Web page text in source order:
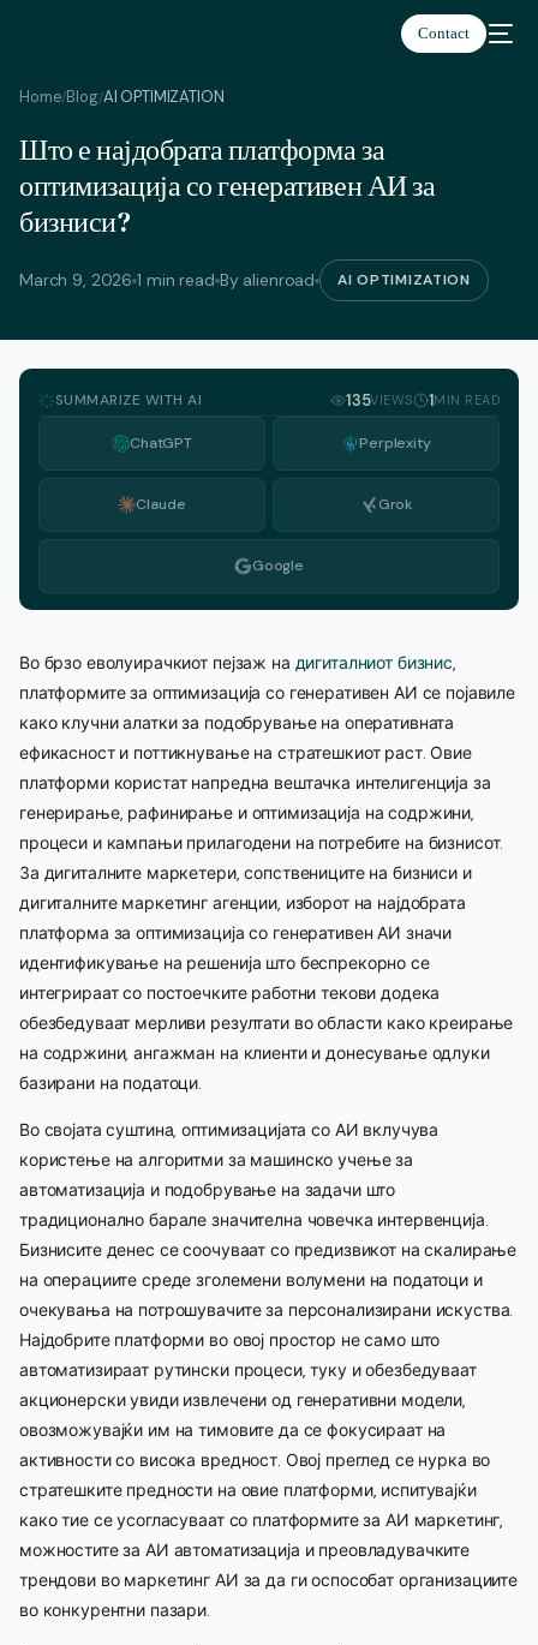
Contact
Home/Blog/AI OPTIMIZATION
Што е најдобрата платформа за
оптимизација со генеративен АИ за
бизниси?
March 9, 2026 1 min read By alienroad AI OPTIMIZATION
SUMMARIZE WITH AI 135VIEWS 1MIN READ
ChatGPT Perplexity
Claude Grok
Google
Во брзо еволуирачкиот пејзаж на дигиталниот бизнис,
платформите за оптимизација со генеративен АИ се појавиле
како клучни алатки за подобрување на оперативната
ефикасност и поттикнување на стратешкиот раст. Овие
платформи користат напредна вештачка интелигенција за
генерирање, рафинирање и оптимизација на содржини,
процеси и кампањи прилагодени на потребите на бизнисот.
За дигиталните маркетери, сопствениците на бизниси и
дигиталните маркетинг агенции, изборот на најдобрата
платформа за оптимизација со генеративен АИ значи
идентификување на решенија што беспрекорно се
интегрираат со постоечките работни текови додека
обезбедуваат мерливи резултати во области како креирање
на содржини, ангажман на клиенти и донесување одлуки
базирани на податоци.
Во својата суштина, оптимизацијата со АИ вклучува
користење на алгоритми за машинско учење за
автоматизација и подобрување на задачи што
традиционално барале значителна човечка интервенција.
Бизнисите денес се соочуваат со предизвикот на скалирање
на операциите среде зголемени волумени на податоци и
очекувања на потрошувачите за персонализирани искуства.
Најдобрите платформи во овој простор не само што
автоматизираат рутински процеси, туку и обезбедуваат
акционерски увиди извлечени од генеративни модели,
овозможувајќи им на тимовите да се фокусираат на
активности со висока вредност. Овој преглед се нурка во
стратешките предности на овие платформи, испитувајќи
како тие се усогласуваат со платформите за АИ маркетинг,
можностите за АИ автоматизација и преовладувачките
трендови во маркетинг АИ за да ги оспособат организациите
во конкурентни пазари.